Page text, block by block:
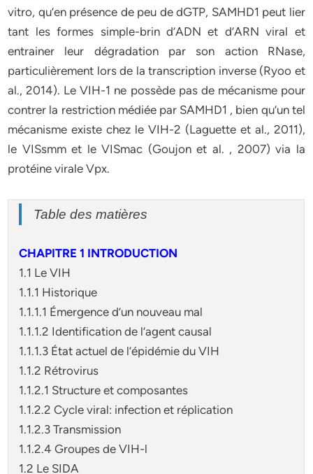
vitro, qu’en présence de peu de dGTP, SAMHD1 peut lier
tant les formes simple-brin d’ADN et d’ARN viral et
entrainer leur dégradation par son action RNase,
particulièrement lors de la transcription inverse (Ryoo et
al., 2014). Le VIH-1 ne possède pas de mécanisme pour
contrer la restriction médiée par SAMHD1 , bien qu’un tel
mécanisme existe chez le VIH-2 (Laguette et al., 2011),
le VISsmm et le VISmac (Goujon et al. , 2007) via la
protéine virale Vpx.
Table des matières
CHAPITRE 1 INTRODUCTION
1.1 Le VIH
1.1.1 Historique
1.1.1.1 Émergence d’un nouveau mal
1.1.1.2 Identification de l’agent causal
1.1.1.3 État actuel de l’épidémie du VIH
1.1.2 Rétrovirus
1.1.2.1 Structure et composantes
1.1.2.2 Cycle viral: infection et réplication
1.1.2.3 Transmission
1.1.2.4 Groupes de VIH-l
1.2 Le SIDA